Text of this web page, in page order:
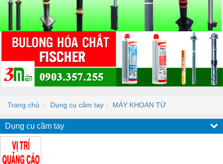
Trang chủ Dụng cụ cầm tay MÁY KHOAN TỪ
Dụng cụ cầm tay